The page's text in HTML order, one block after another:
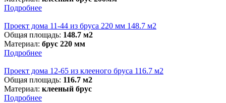
Подробнее
Проект дома 11-44 из бруса 220 мм 148.7 м2
Общая площадь: 148.7 м2
Материал: брус 220 мм
Подробнее
Проект дома 12-65 из клееного бруса 116.7 м2
Общая площадь: 116.7 м2
Материал: клееный брус
Подробнее